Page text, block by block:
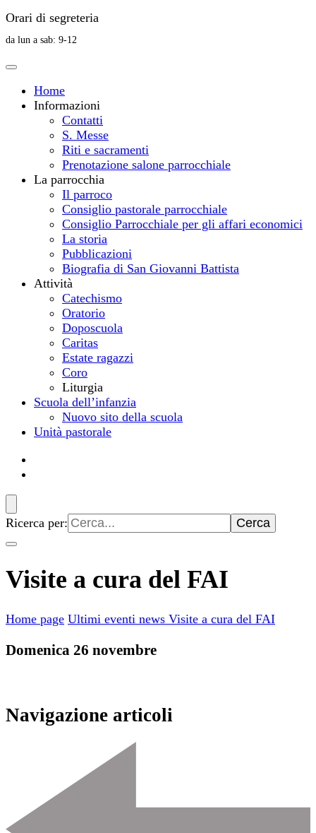
Orari di segreteria
da lun a sab: 9-12
Home
Informazioni
Contatti
S. Messe
Riti e sacramenti
Prenotazione salone parrocchiale
La parrocchia
Il parroco
Consiglio pastorale parrocchiale
Consiglio Parrocchiale per gli affari economici
La storia
Pubblicazioni
Biografia di San Giovanni Battista
Attività
Catechismo
Oratorio
Doposcuola
Caritas
Estate ragazzi
Coro
Liturgia
Scuola dell’infanzia
Nuovo sito della scuola
Unità pastorale
Ricerca per:
Visite a cura del FAI
Home page Ultimi eventi news Visite a cura del FAI
Domenica 26 novembre
Navigazione articoli